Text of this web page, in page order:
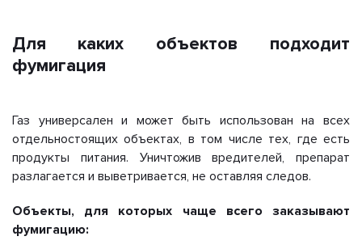
Для каких объектов подходит
фумигация
Газ универсален и может быть использован на всех
отдельностоящих объектах, в том числе тех, где есть
продукты питания. Уничтожив вредителей, препарат
разлагается и выветривается, не оставляя следов.
Объекты, для которых чаще всего заказывают
фумигацию: